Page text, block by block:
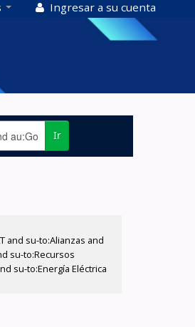
Ingresar a su cuenta
Ir
and su-to:Alianzas and
su-to:Recursos
su-to:Energía Eléctrica